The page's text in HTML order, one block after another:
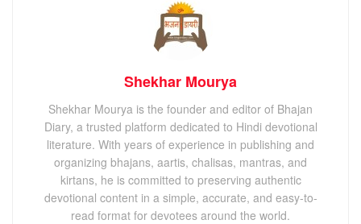
Shekhar Mourya
Shekhar Mourya is the founder and editor of Bhajan
Diary, a trusted platform dedicated to Hindi devotional
literature. With years of experience in publishing and
organizing bhajans, aartis, chalisas, mantras, and
kirtans, he is committed to preserving authentic
devotional content in a simple, accurate, and easy-to-
read format for devotees around the world.